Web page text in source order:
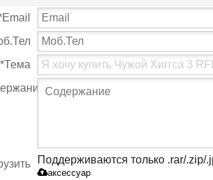
Email
*Тема
Поддерживаются только .rar/.zip/
аксессуар